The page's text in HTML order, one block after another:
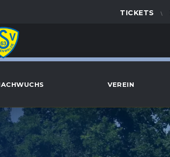
TICKETS
VEREIN